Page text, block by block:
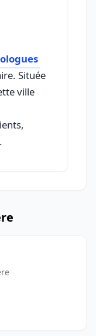
Située
ville